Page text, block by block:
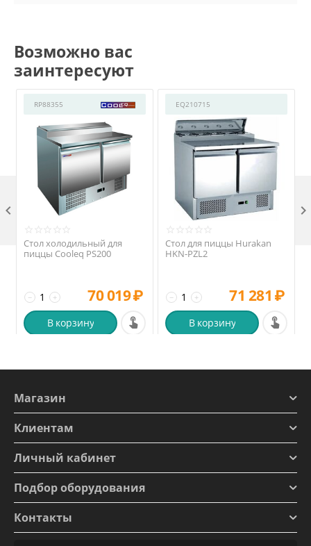
Возможно вас
заинтересуют
RP88355
Стол холодильный для
пиццы Cooleq PS200
+
− 70 019₽
В корзину
EQ210715
Стол для пиццы Hurakan
HKN-PZL2
+
− 71 281 ₽
В корзину
 
Магазин
Клиентам
Личный кабинет
Подбор оборудования
Контакты